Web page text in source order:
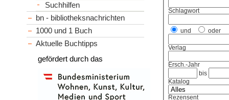
Schlagwort
und oder
Verlag
Ersch.-Jahr
bis
Katalog
Rezensent
Suchhilfen
bn - bibliotheksnachrichten
1000 und 1 Buch
Aktuelle Buchtipps
gefördert durch das